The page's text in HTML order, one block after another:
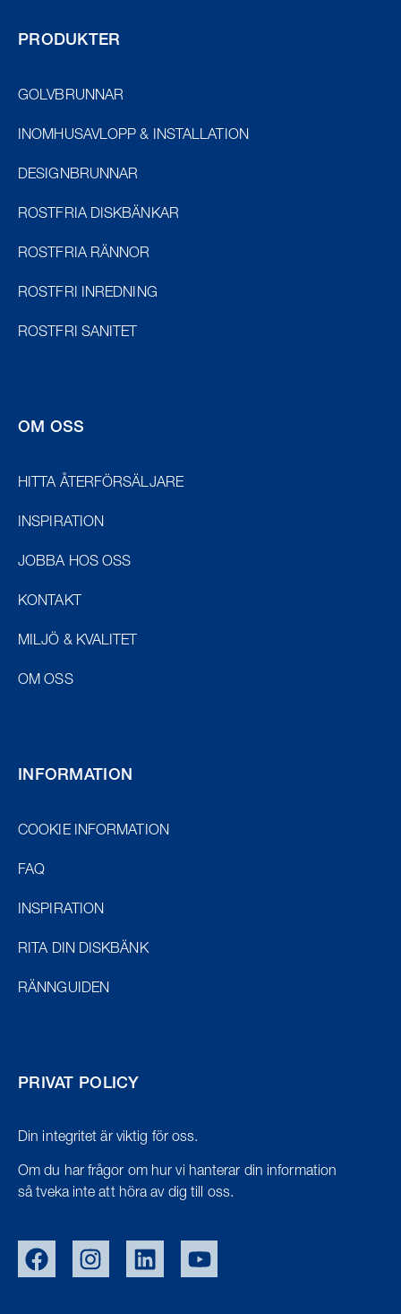
PRODUKTER
GOLVBRUNNAR
INOMHUSAVLOPP & INSTALLATION
DESIGNBRUNNAR
ROSTFRIA DISKBÄNKAR
ROSTFRIA RÄNNOR
ROSTFRI INREDNING
ROSTFRI SANITET
OM OSS
HITTA ÅTERFÖRSÄLJARE
INSPIRATION
JOBBA HOS OSS
KONTAKT
MILJÖ & KVALITET
OM OSS
INFORMATION
COOKIE INFORMATION
FAQ
INSPIRATION
RITA DIN DISKBÄNK
RÄNNGUIDEN
PRIVAT POLICY
Din integritet är viktig för oss.
Om du har frågor om hur vi hanterar din information
så tveka inte att höra av dig till oss.